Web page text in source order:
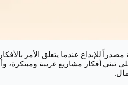
مصدراً للإبداع عندما يتعلق الأمر
على تبني أفكار مشاريع غريبة